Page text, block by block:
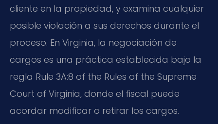
cliente en la propiedad, y examina cualquier
posible violación a sus derechos durante el
proceso. En Virginia, la negociación de
cargos es una práctica establecida bajo la
regla Rule 3A:8 of the Rules of the Supreme
Court of Virginia, donde el fiscal puede
acordar modificar o retirar los cargos.